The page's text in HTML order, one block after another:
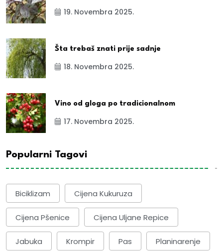
19. Novembra 2025.
Šta trebaš znati prije sadnje
18. Novembra 2025.
Vino od gloga po tradicionalnom
17. Novembra 2025.
Popularni Tagovi
Biciklizam Cijena Kukuruza
Cijena Pšenice Cijena Uljane Repice
Jabuka Krompir Pas Planinarenje